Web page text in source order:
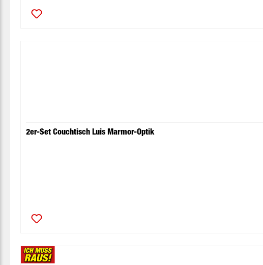
2er-Set Couchtisch Luis Marmor-Optik